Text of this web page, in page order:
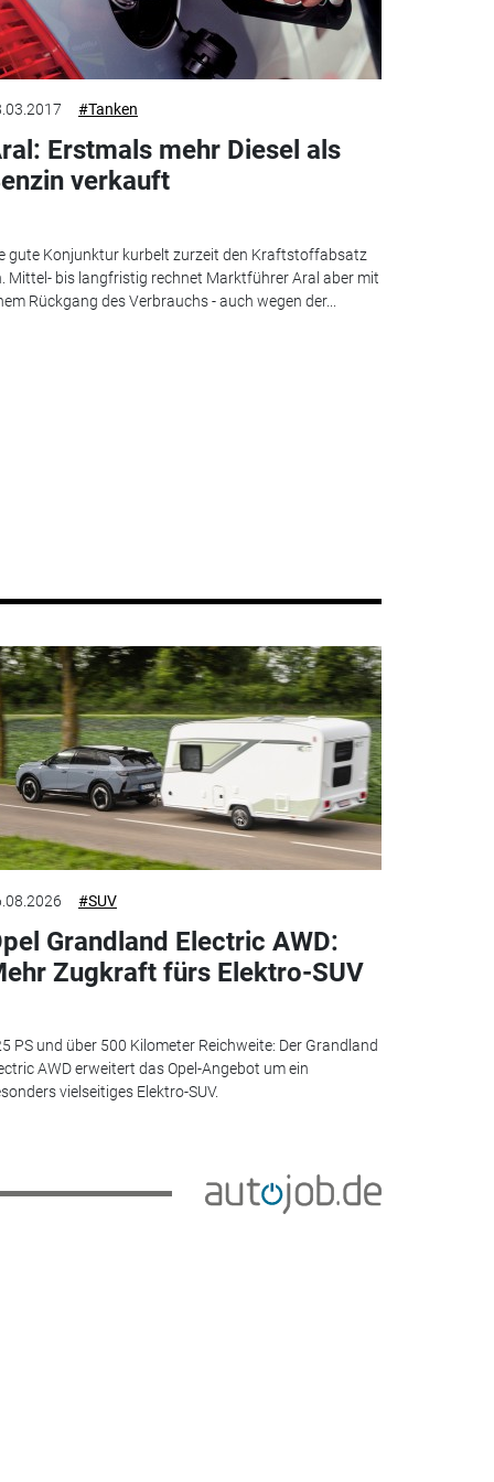
#Tanken
Erstmals mehr Diesel als
verkauft
gute Konjunktur kurbelt zurzeit den Kraftstoffabsatz
Mittel- bis langfristig rechnet Marktführer Aral aber mit
Rückgang des Verbrauchs - auch wegen der...
#SUV
Grandland Electric AWD:
Zugkraft fürs Elektro-SUV
PS und über 500 Kilometer Reichweite: Der Grandland
AWD erweitert das Opel-Angebot um ein
vielseitiges Elektro-SUV.